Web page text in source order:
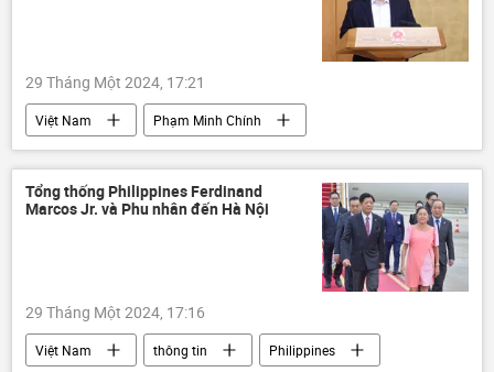
29 Tháng Một 2024, 17:21
Việt Nam
Phạm Minh Chính
Chính trị
Chính phủ
Chính sách
Pháp luật
Tổng thống Philippines Ferdinand
Marcos Jr. và Phu nhân đến Hà Nội
29 Tháng Một 2024, 17:16
Việt Nam thông tin
Philippines